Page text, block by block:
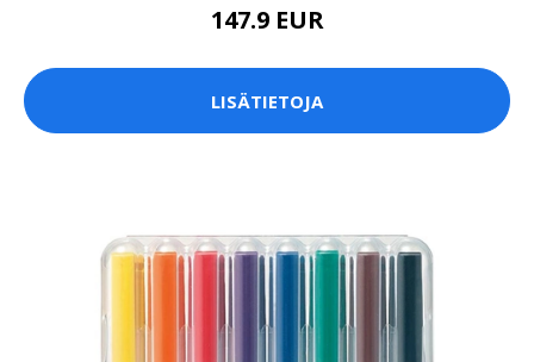
147.9 EUR
LISÄTIETOJA